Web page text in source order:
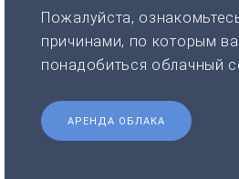
Пожалуйста,
причинами, по которым
понадобиться облачный
АРЕНДА ОБЛАКА